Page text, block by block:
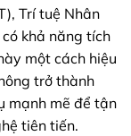
Trí tuệ Nhân
khả năng tích
một cách hiệu
trở thành
mạnh mẽ để tận
tiên tiến.